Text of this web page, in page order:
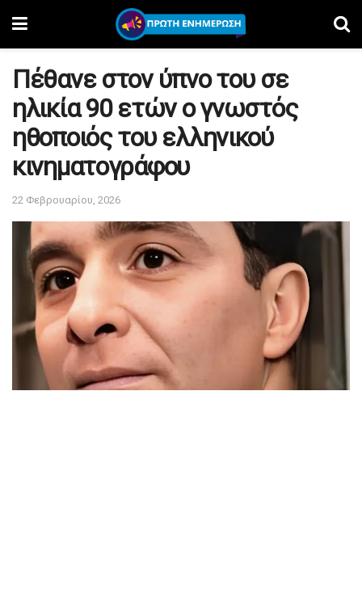
Πέθανε στον ύπνο του σε
ηλικία 90 ετών ο γνωστός
ηθοποιός του ελληνικού
κινηματογράφου
22 Φεβρουαρίου, 2026